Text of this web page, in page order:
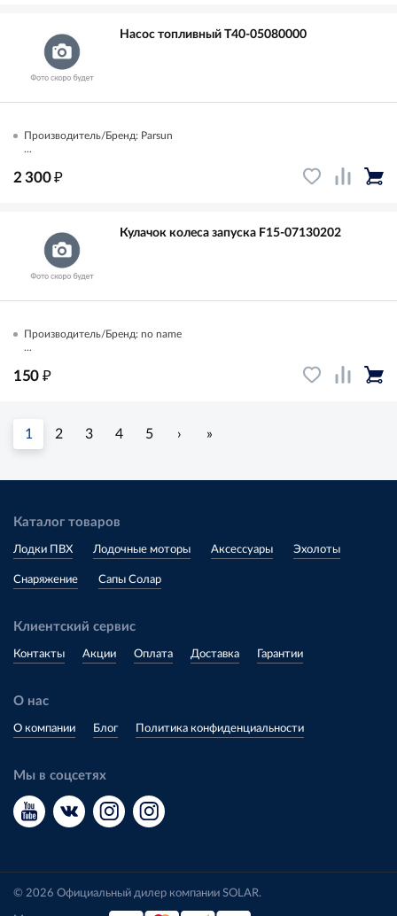
Насос топливный T40-05080000
Производитель/Бренд: Parsun
...
2 300₽
Кулачок колеса запуска F15-07130202
Производитель/Бренд: no name
...
150 ₽
1 2 3 4 5 › »
Каталог товаров
Лодки ПВХ Лодочные моторы Аксессуары Эхолоты
Снаряжение Сапы Солар
Клиентский сервис
Контакты Акции Оплата Доставка Гарантии
О нас
О компании Блог Политика конфиденциальности
Мы в соцсетях
© 2026 Официальный дилер компании SOLAR.